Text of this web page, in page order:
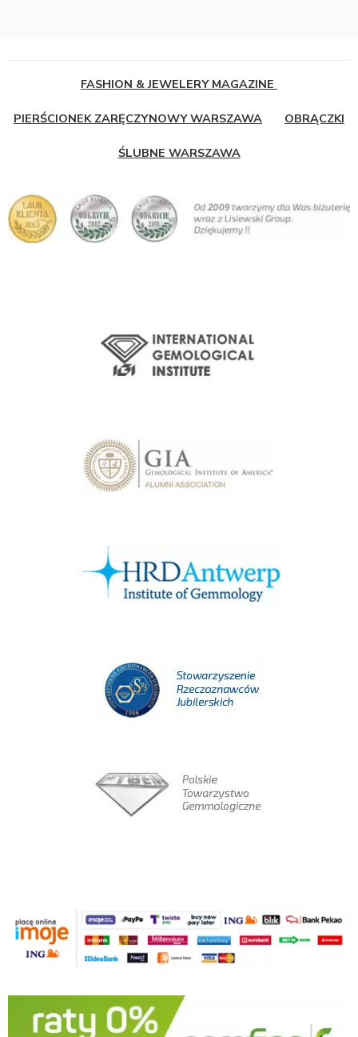
FASHION & JEWELERY MAGAZINE
PIERŚCIONEK ZARĘCZYNOWY WARSZAWA OBRĄCZKI
ŚLUBNE WARSZAWA